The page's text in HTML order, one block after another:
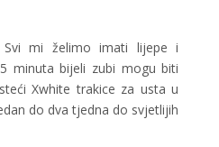
Svi mi želimo imati lijepe i
minuta bijeli zubi mogu biti
Xwhite trakice za usta u
do dva tjedna do svjetlijih